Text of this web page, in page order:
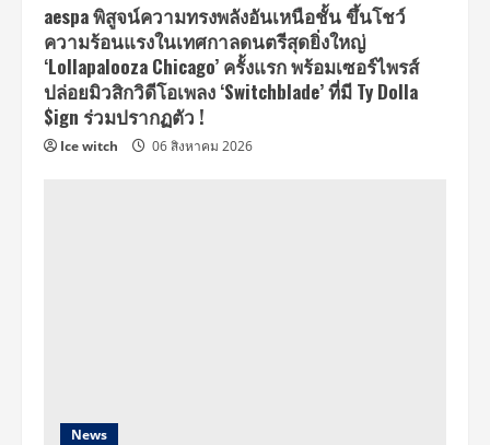
aespa พิสูจน์ความทรงพลังอันเหนือชั้น ขึ้นโชว์
ความร้อนแรงในเทศกาลดนตรีสุดยิ่งใหญ่
‘Lollapalooza Chicago’ ครั้งแรก พร้อมเซอร์ไพรส์
ปล่อยมิวสิกวิดีโอเพลง ‘Switchblade’ ที่มี Ty Dolla
$ign ร่วมปรากฏตัว !
Ice witch 06 สิงหาคม 2026
News